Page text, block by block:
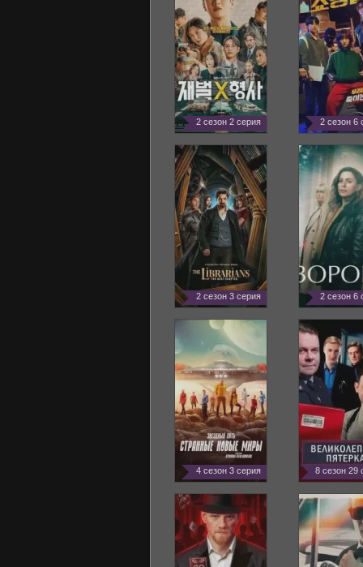
2 сезон 2 серия 2 сезон 6
2 сезон 3 серия 2 сезон 6
4 сезон 3 серия 8 сезон 29